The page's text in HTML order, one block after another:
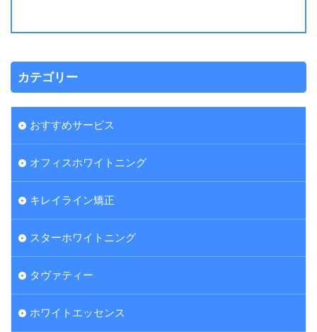
カテゴリー
おすすめサービス
オフィスホワイトニング
キレイライン矯正
スターホワイトニング
タヴァティー
ホワイトエッセンス